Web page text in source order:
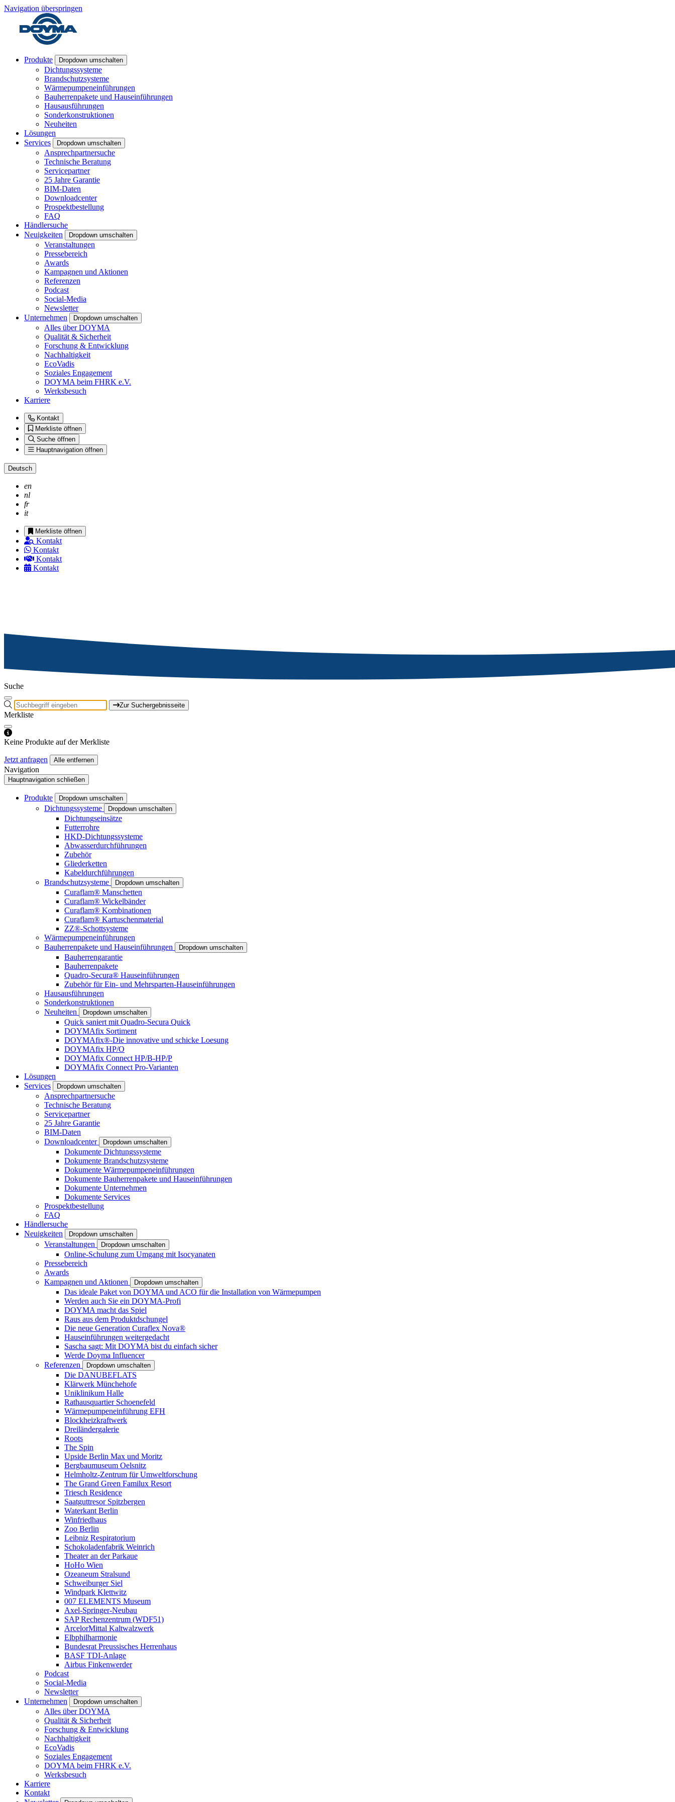
Navigation überspringen
Produkte Dropdown umschalten
Dichtungssysteme
Brandschutzsysteme
Wärmepumpeneinführungen
Bauherrenpakete und Hauseinführungen
Hausausführungen
Sonderkonstruktionen
Neuheiten
Lösungen
Services
Dropdown umschalten
Ansprechpartnersuche
Technische Beratung
Servicepartner
25 Jahre Garantie
BIM-Daten
Downloadcenter
Prospektbestellung
FAQ
Händlersuche
Neuigkeiten
Dropdown umschalten
Veranstaltungen
Pressebereich
Awards
Kampagnen und Aktionen
Referenzen
Podcast
Social-Media
Newsletter
Unternehmen
Dropdown umschalten
Alles über DOYMA
Qualität & Sicherheit
Forschung & Entwicklung
Nachhaltigkeit
EcoVadis
Soziales Engagement
DOYMA beim FHRK e.V.
Werksbesuch
Karriere
Kontakt
Merkliste öffnen
Suche öffnen
Hauptnavigation öffnen
Deutsch
en
nl
fr
it
Merkliste öffnen
Kontakt
Kontakt
Kontakt
Kontakt
Suche
Zur Suchergebnisseite
Merkliste
Keine Produkte auf der Merkliste
Jetzt anfragen Alle entfernen
Navigation
Hauptnavigation schließen
Produkte Dropdown umschalten
Dichtungssysteme Dropdown umschalten
Dichtungseinsätze
Futterrohre
HKD-Dichtungssysteme
Abwasserdurchführungen
Zubehör
Gliederketten
Kabeldurchführungen
Brandschutzsysteme
Dropdown umschalten
Curaflam® Manschetten
Curaflam® Wickelbänder
Curaflam® Kombinationen
Curaflam® Kartuschenmaterial
ZZ®-Schottsysteme
Wärmepumpeneinführungen
Bauherrenpakete und Hauseinführungen
Dropdown umschalten
Bauherrengarantie
Bauherrenpakete
Quadro-Secura® Hauseinführungen
Zubehör für Ein- und Mehrsparten-Hauseinführungen
Hausausführungen
Sonderkonstruktionen
Neuheiten
Dropdown umschalten
Quick saniert mit Quadro-Secura Quick
DOYMAfix Sortiment
DOYMAfix®-Die innovative und schicke Loesung
DOYMAfix HP/O
DOYMAfix Connect HP/B-HP/P
DOYMAfix Connect Pro-Varianten
Lösungen
Services
Dropdown umschalten
Ansprechpartnersuche
Technische Beratung
Servicepartner
25 Jahre Garantie
BIM-Daten
Downloadcenter
Dropdown umschalten
Dokumente Dichtungssysteme
Dokumente Brandschutzsysteme
Dokumente Wärmepumpeneinführungen
Dokumente Bauherrenpakete und Hauseinführungen
Dokumente Unternehmen
Dokumente Services
Prospektbestellung
FAQ
Händlersuche
Neuigkeiten
Dropdown umschalten
Veranstaltungen Dropdown umschalten
Online-Schulung zum Umgang mit Isocyanaten
Pressebereich
Awards
Kampagnen und Aktionen
Dropdown umschalten
Das ideale Paket von DOYMA und ACO für die Installation von Wärmepumpen
Werden auch Sie ein DOYMA-Profi
DOYMA macht das Spiel
Raus aus dem Produktdschungel
Die neue Generation Curaflex Nova®
Hauseinführungen weitergedacht
Sascha sagt: Mit DOYMA bist du einfach sicher
Werde Doyma Influencer
Referenzen
Dropdown umschalten
Die DANUBEFLATS
Klärwerk Münchehofe
Uniklinikum Halle
Rathausquartier Schoenefeld
Wärmepumpeneinführung EFH
Blockheizkraftwerk
Dreiländergalerie
Roots
The Spin
Upside Berlin Max und Moritz
Bergbaumuseum Oelsnitz
Helmholtz-Zentrum für Umweltforschung
The Grand Green Familux Resort
Triesch Residence
Saatguttresor Spitzbergen
Waterkant Berlin
Winfriedhaus
Zoo Berlin
Leibniz Respiratorium
Schokoladenfabrik Weinrich
Theater an der Parkaue
HoHo Wien
Ozeaneum Stralsund
Schweiburger Siel
Windpark Klettwitz
007 ELEMENTS Museum
Axel-Springer-Neubau
SAP Rechenzentrum (WDF51)
ArcelorMittal Kaltwalzwerk
Elbphilharmonie
Bundesrat Preussisches Herrenhaus
BASF TDI-Anlage
Airbus Finkenwerder
Podcast
Social-Media
Newsletter
Unternehmen
Dropdown umschalten
Alles über DOYMA
Qualität & Sicherheit
Forschung & Entwicklung
Nachhaltigkeit
EcoVadis
Soziales Engagement
DOYMA beim FHRK e.V.
Werksbesuch
Karriere
Kontakt